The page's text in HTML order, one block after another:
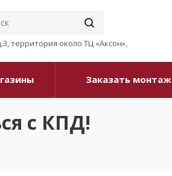
территория около ТЦ «Аксон»,
Заказать монтаж
с КПД!